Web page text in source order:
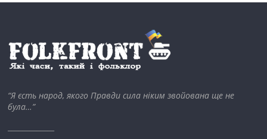
“Я єсть народ, якого Правди сила ніким звойована ще не
була…”